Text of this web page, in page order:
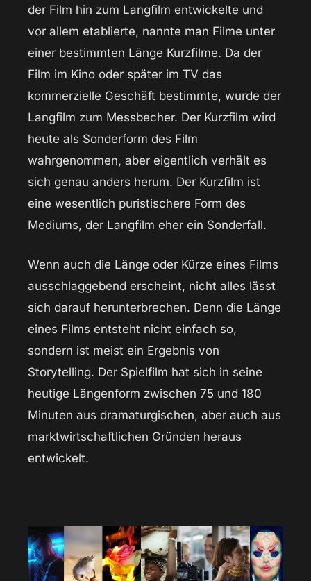
der Film hin zum Langfilm entwickelte und
vor allem etablierte, nannte man Filme unter
einer bestimmten Länge Kurzfilme. Da der
Film im Kino oder später im TV das
kommerzielle Geschäft bestimmte, wurde der
Langfilm zum Messbecher. Der Kurzfilm wird
heute als Sonderform des Film
wahrgenommen, aber eigentlich verhält es
sich genau anders herum. Der Kurzfilm ist
eine wesentlich puristischere Form des
Mediums, der Langfilm eher ein Sonderfall.
Wenn auch die Länge oder Kürze eines Films
ausschlaggebend erscheint, nicht alles lässt
sich darauf herunterbrechen. Denn die Länge
eines Films entsteht nicht einfach so,
sondern ist meist ein Ergebnis von
Storytelling. Der Spielfilm hat sich in seine
heutige Längenform zwischen 75 und 180
Minuten aus dramaturgischen, aber auch aus
marktwirtschaftlichen Gründen heraus
entwickelt.